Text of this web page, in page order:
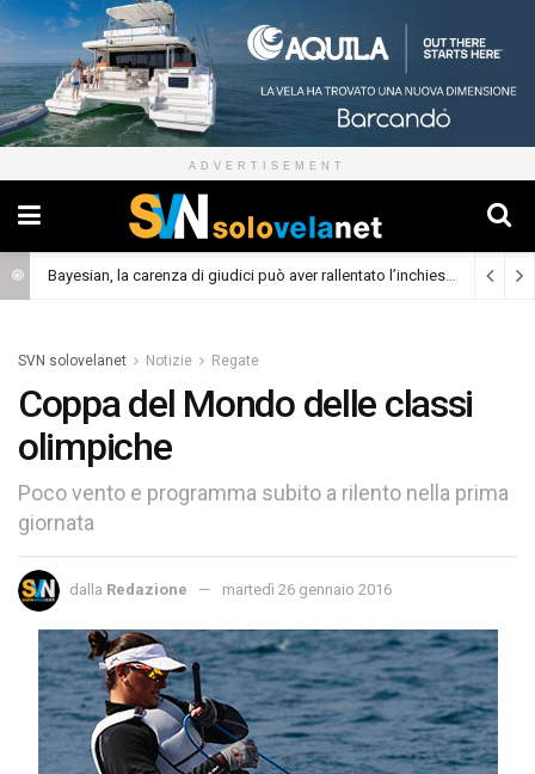
ADVERTISEMENT
Bayesian, la carenza di giudici può aver rallentato l’inchiesta (Cronaca)
SVN solovelanet Notizie Regate
Coppa del Mondo delle classi
olimpiche
Poco vento e programma subito a rilento nella prima
giornata
dalla Redazione martedì 26 gennaio 2016